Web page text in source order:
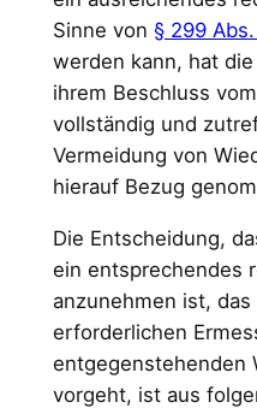
Sinne von § 299
werden kann, hat
ihrem Beschluss
vollständig und
Vermeidung von
hierauf Bezug
Die Entscheidung,
ein entsprechendes
anzunehmen ist, das
erforderlichen
entgegenstehenden
vorgeht, ist aus